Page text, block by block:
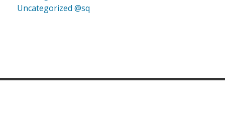
Uncategorized @sq